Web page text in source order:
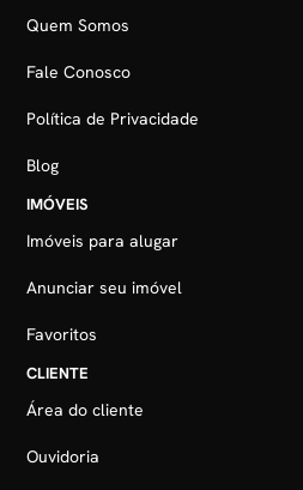
Quem Somos
Fale Conosco
Política de Privacidade
Blog
IMÓVEIS
Imóveis para alugar
Anunciar seu imóvel
Favoritos
CLIENTE
Área do cliente
Ouvidoria